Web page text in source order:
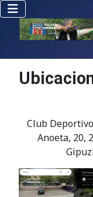
Club
Anoeta, 20,